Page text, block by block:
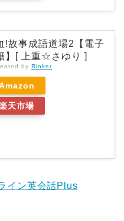
!故事成語道場2【電子
】[ 上重☆さゆり ]
by Rinker
天市場
イン英会話Plus